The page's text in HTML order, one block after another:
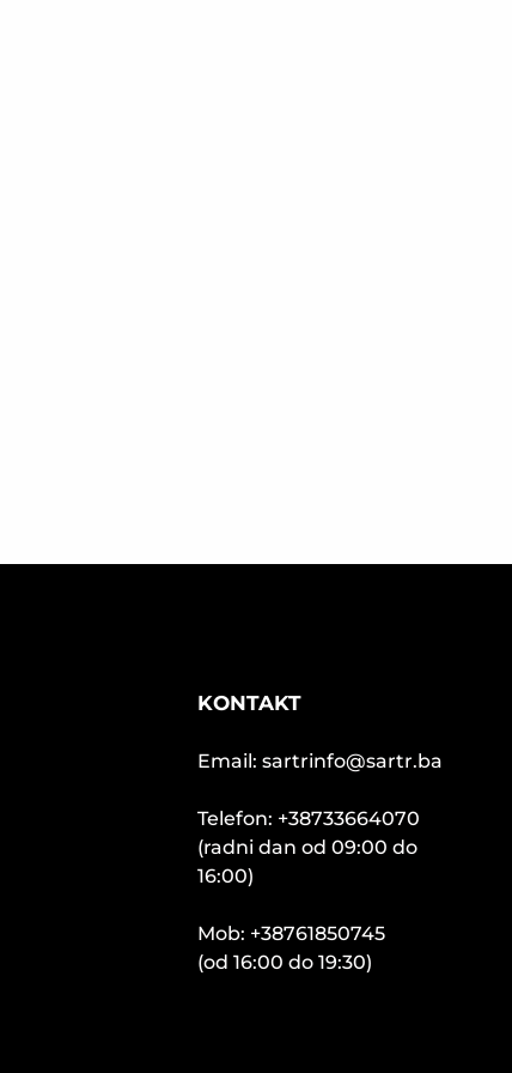
KONTAKT
Email: sartrinfo@sartr.ba
Telefon: +38733664070
(radni dan od 09:00 do
16:00)
Mob: +38761850745
(od 16:00 do 19:30)